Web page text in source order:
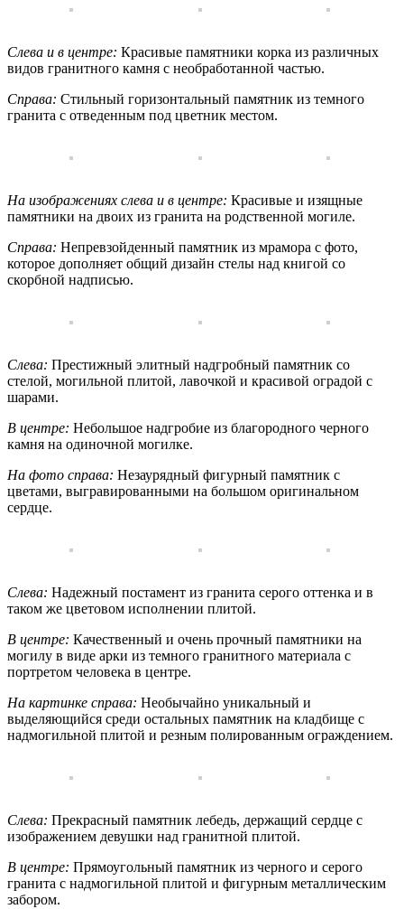
Слева и в центре: Красивые памятники корка из различных
видов гранитного камня с необработанной частью.
Справа: Стильный горизонтальный памятник из темного
гранита с отведенным под цветник местом.
На изображениях слева и в центре: Красивые и изящные
памятники на двоих из гранита на родственной могиле.
Справа: Непревзойденный памятник из мрамора с фото,
которое дополняет общий дизайн стелы над книгой со
скорбной надписью.
Слева: Престижный элитный надгробный памятник со
стелой, могильной плитой, лавочкой и красивой оградой с
шарами.
В центре: Небольшое надгробие из благородного черного
камня на одиночной могилке.
На фото справа: Незаурядный фигурный памятник с
цветами, выгравированными на большом оригинальном
сердце.
Слева: Надежный постамент из гранита серого оттенка и в
таком же цветовом исполнении плитой.
В центре: Качественный и очень прочный памятники на
могилу в виде арки из темного гранитного материала с
портретом человека в центре.
На картинке справа: Необычайно уникальный и
выделяющийся среди остальных памятник на кладбище с
надмогильной плитой и резным полированным ограждением.
Слева: Прекрасный памятник лебедь, держащий сердце с
изображением девушки над гранитной плитой.
В центре: Прямоугольный памятник из черного и серого
гранита с надмогильной плитой и фигурным металлическим
забором.